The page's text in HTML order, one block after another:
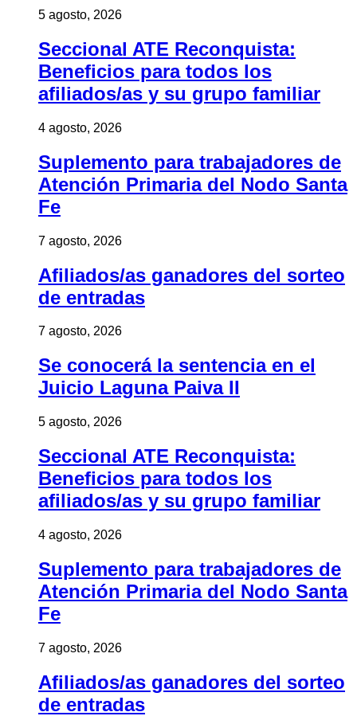
5 agosto, 2026
Seccional ATE Reconquista:
Beneficios para todos los
afiliados/as y su grupo familiar
4 agosto, 2026
Suplemento para trabajadores de
Atención Primaria del Nodo Santa
Fe
7 agosto, 2026
Afiliados/as ganadores del sorteo
de entradas
7 agosto, 2026
Se conocerá la sentencia en el
Juicio Laguna Paiva II
5 agosto, 2026
Seccional ATE Reconquista:
Beneficios para todos los
afiliados/as y su grupo familiar
4 agosto, 2026
Suplemento para trabajadores de
Atención Primaria del Nodo Santa
Fe
7 agosto, 2026
Afiliados/as ganadores del sorteo
de entradas